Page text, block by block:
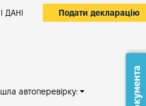
ДАНІ Подати декларацію
автоперевірку: